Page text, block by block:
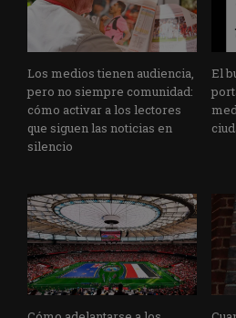
Los medios tienen audiencia,
pero no siempre comunidad:
cómo activar a los lectores
que siguen las noticias en
silencio
El